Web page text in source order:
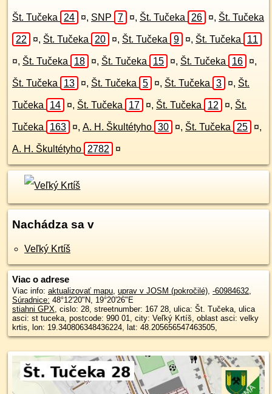
Št. Tučeka 24 ¤, SNP 7 ¤, Št. Tučeka 26 ¤, Št. Tučeka
22 ¤, Št. Tučeka 20 ¤, Št. Tučeka 9 ¤, Št. Tučeka 11
¤, Št. Tučeka 18 ¤, Št. Tučeka 15 ¤, Št. Tučeka 16 ¤,
Št. Tučeka 13 ¤, Št. Tučeka 5 ¤, Št. Tučeka 3 ¤, Št.
Tučeka 14 ¤, Št. Tučeka 17 ¤, Št. Tučeka 12 ¤, Št.
Tučeka 163 ¤, A. H. Škultétyho 30 ¤, Št. Tučeka 25 ¤,
A. H. Škultétyho 2782 ¤
Nachádza sa v
Veľký Krtíš
Viac o adrese
Viac info: aktualizovať mapu, uprav v JOSM (pokročilé), -60984632,
Súradnice: 48°12'20"N, 19°20'26"E
stiahni GPX, cislo: 28, streetnumber: 167 28, ulica: Št. Tučeka, ulica
asci: st tuceka, postcode: 990 01, city: Veľký Krtíš, oblast asci: velky
krtis, lon: 19.340806348436224, lat: 48.205656547463505,